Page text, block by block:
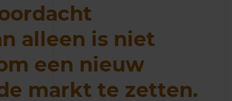
alleen is niet
een nieuw
markt te zetten.